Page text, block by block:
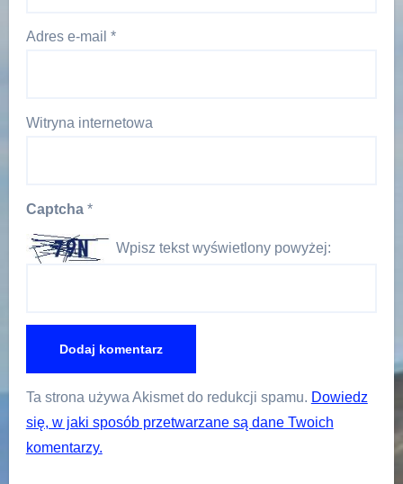
Adres e-mail *
Witryna internetowa
Captcha *
Wpisz tekst wyświetlony powyżej:
Ta strona używa Akismet do redukcji spamu. Dowiedz
się, w jaki sposób przetwarzane są dane Twoich
komentarzy.